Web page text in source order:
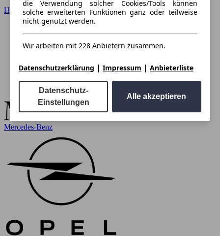
Hyundai
Mercedes-Benz
die Verwendung solcher Cookies/Tools können
solche erweiterten Funktionen ganz oder teilweise
nicht genutzt werden.
Wir arbeiten mit 228 Anbietern zusammen.
Datenschutzerklärung | Impressum | Anbieterliste
Datenschutz-
Einstellungen
Alle akzeptieren